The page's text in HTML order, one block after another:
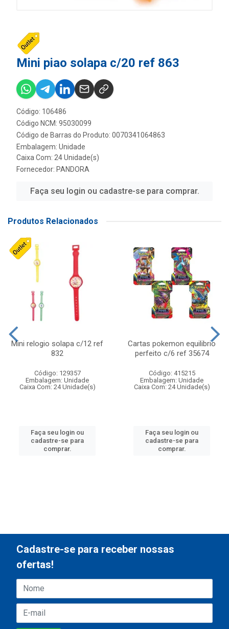
Mini piao solapa c/20 ref 863
Código: 106486
Código NCM: 95030099
Código de Barras do Produto: 0070341064863
Embalagem: Unidade
Caixa Com: 24 Unidade(s)
Fornecedor: PANDORA
Faça seu login ou cadastre-se para comprar.
Produtos Relacionados
Mini relogio solapa c/12 ref
832
Código: 129357
Embalagem: Unidade
Caixa Com: 24 Unidade(s)
Faça seu login ou
cadastre-se para
comprar.
Cartas pokemon equilibrio
perfeito c/6 ref 35674
Código: 415215
Embalagem: Unidade
Caixa Com: 24 Unidade(s)
Faça seu login ou
cadastre-se para
comprar.
Cadastre-se para receber nossas
ofertas!